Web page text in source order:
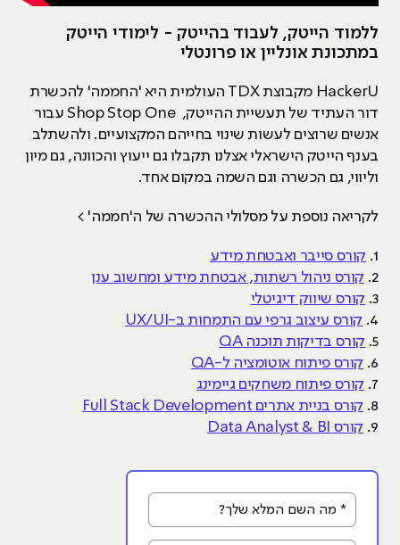
ללמוד הייטק, לעבוד בהייטק - לימודי הייטק
במתכונת אונליין או פרונטלי
HackerU מקבוצת TDX העולמית היא 'החממה' להכשרת
דור העתיד של תעשיית ההייטק, Shop Stop One עבור
אנשים שרוצים לעשות שינוי בחייהם המקצועיים. ולהשתלב
בענף הייטק הישראלי אצלנו תקבלו גם ייעוץ והכוונה, גם מיון
וליווי, גם הכשרה וגם השמה במקום אחד.
לקריאה נוספת על מסלולי ההכשרה של ה'חממה' >
1. קורס סייבר ואבטחת מידע
2. קורס ניהול רשתות, אבטחת מידע ומחשוב ענן
3. קורס שיווק דיגיטלי
4. קורס עיצוב גרפי עם התמחות ב-UX/UI
5. קורס בדיקות תוכנה QA
6. קורס פיתוח אוטומציה ל-QA
7. קורס פיתוח משחקים גיימינג
8. קורס בניית אתרים Full Stack Development
9. קורס Data Analyst & BI
* מה השם המלא שלך?